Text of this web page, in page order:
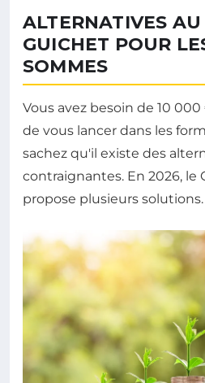
ALTERNATIVES
GUICHET POUR
SOMMES
Vous avez besoin de 10
de vous lancer dans les
sachez qu'il existe des
contraignantes. En 2026, le
propose plusieurs solutions.